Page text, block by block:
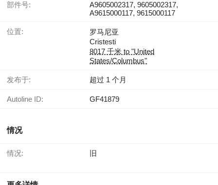
部件号:
A9605002317, 9605002317,
A9615000117, 9615000117
位置:
罗马尼亚
Cristesti
8017 千米 to "United
States/Columbus"
发布于: 超过 1 个月
Autoline ID: GF41879
情况
情况: 旧